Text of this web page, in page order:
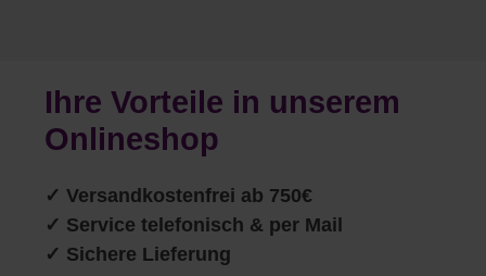
Ihre Vorteile in unserem
Onlineshop
✓ Versandkostenfrei ab 750€
✓ Service telefonisch & per Mail
✓ Sichere Lieferung